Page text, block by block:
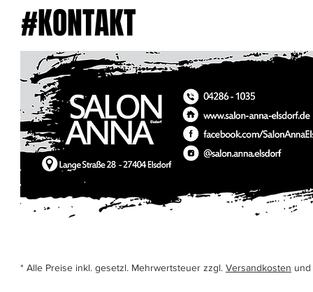
#KONTAKT
* Alle Preise inkl. gesetzl. Mehrwertsteuer zzgl. Versandkosten